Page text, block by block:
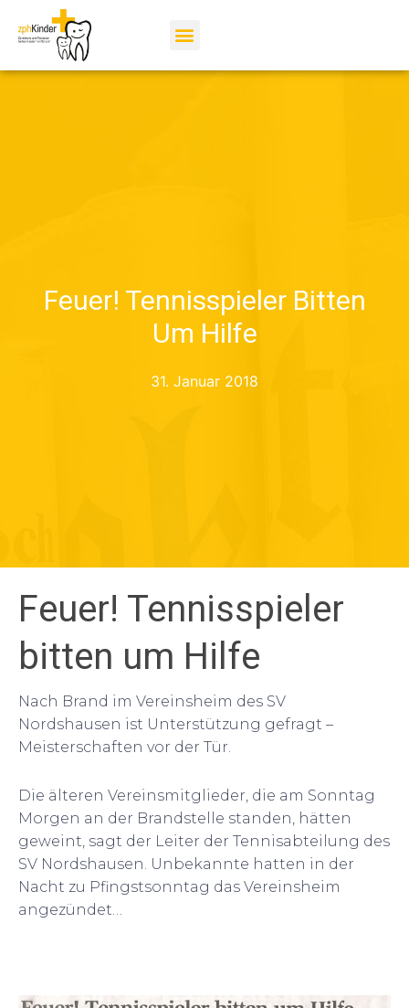
Feuer! Tennisspieler Bitten
Um Hilfe
31. Januar 2018
Feuer! Tennisspieler
bitten um Hilfe
Nach Brand im Vereinsheim des SV
Nordshausen ist Unterstützung gefragt –
Meisterschaften vor der Tür.
Die älteren Vereinsmitglieder, die am Sonntag
Morgen an der Brandstelle standen, hätten
geweint, sagt der Leiter der Tennisabteilung des
SV Nordshausen. Unbekannte hatten in der
Nacht zu Pfingstsonntag das Vereinsheim
angezündet…